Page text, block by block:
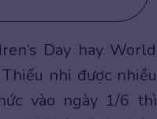
Day hay World
nhi được nhiều
vào ngày 1/6 thì